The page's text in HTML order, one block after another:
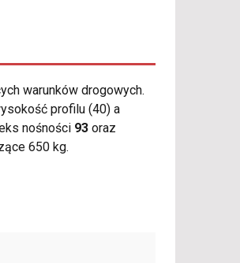
warunków drogowych.
profilu (40) a
nośności 93 oraz
650 kg.